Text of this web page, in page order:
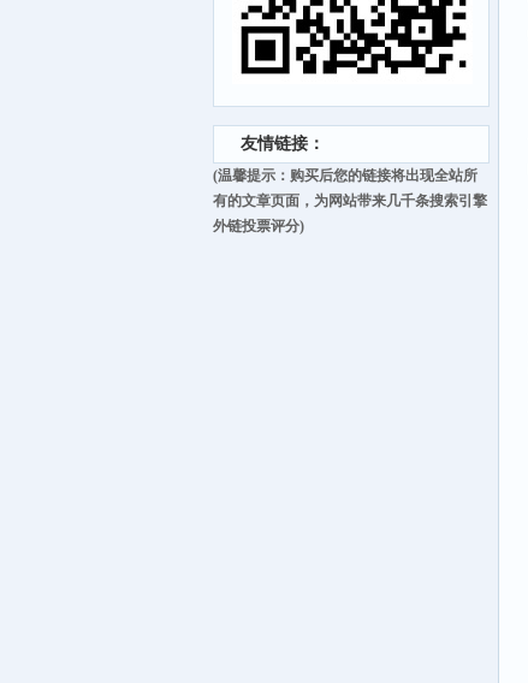
友情链接：
(温馨提示：购买后您的链接将出现全站所
有的文章页面，为网站带来几千条搜索引擎
外链投票评分)